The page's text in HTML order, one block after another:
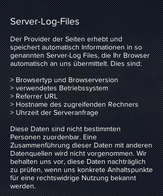
Server-Log-Files
Der Provider der Seiten erhebt und
speichert automatisch Informationen in so
genannten Server-Log Files, die Ihr Browser
automatisch an uns übermittelt. Dies sind:
> Browsertyp und Browserversion
> verwendetes Betriebssystem
> Referrer URL
> Hostname des zugreifenden Rechners
> Uhrzeit der Serveranfrage
Diese Daten sind nicht bestimmten
Personen zuordenbar. Eine
Zusammenführung dieser Daten mit anderen
Datenquellen wird nicht vorgenommen. Wir
behalten uns vor, diese Daten nachträglich
zu prüfen, wenn uns konkrete Anhaltspunkte
für eine rechtswidrige Nutzung bekannt
werden.